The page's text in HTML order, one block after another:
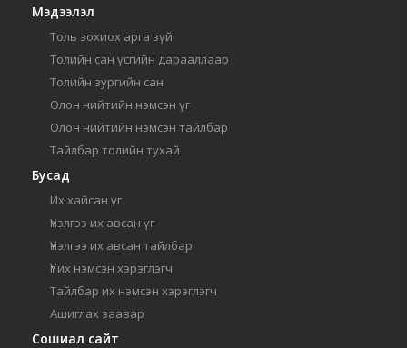
Мэдээлэл
Толь зохиох арга зүй
Толийн сан үсгийн дарааллаар
Толийн зургийн сан
Олон нийтийн нэмсэн үг
Олон нийтийн нэмсэн тайлбар
Тайлбар толийн тухай
Бусад
Их хайсан үг
Үнэлгээ их авсан үг
Үнэлгээ их авсан тайлбар
Үг их нэмсэн хэрэглэгч
Тайлбар их нэмсэн хэрэглэгч
Ашиглах заавар
Сошиал сайт